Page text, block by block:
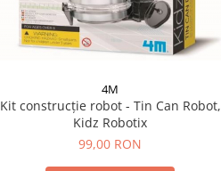
4M
Kit construcție robot - Tin Can Robot,
Kidz Robotix
99,00 RON